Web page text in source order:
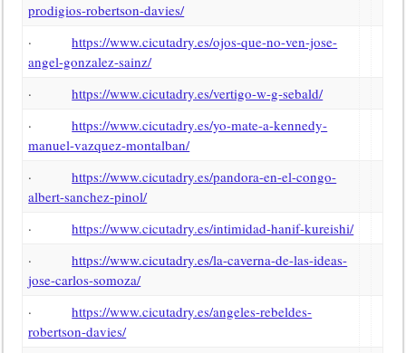
prodigios-robertson-davies/
·https://www.cicutadry.es/ojos-que-no-ven-jose-
angel-gonzalez-sainz/
·https://www.cicutadry.es/vertigo-w-g-sebald/
·https://www.cicutadry.es/yo-mate-a-kennedy-
manuel-vazquez-montalban/
·https://www.cicutadry.es/pandora-en-el-congo-
albert-sanchez-pinol/
·https://www.cicutadry.es/intimidad-hanif-kureishi/
·https://www.cicutadry.es/la-caverna-de-las-ideas-
jose-carlos-somoza/
·https://www.cicutadry.es/angeles-rebeldes-
robertson-davies/